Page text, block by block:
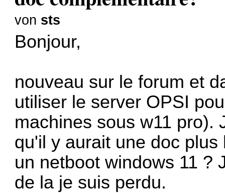
von sts
Bonjour,
nouveau sur le forum et
utiliser le server OPSI
machines sous w11 pro).
qu'il y aurait une doc
un netboot windows 11 ?
de la je suis perdu.